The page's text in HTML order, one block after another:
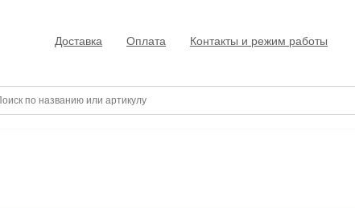
Доставка Оплата Контакты и режим работы